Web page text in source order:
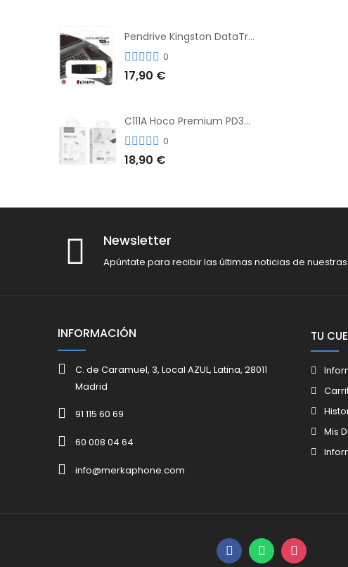
Pendrive Kingston DataTraveler® Exodia™ 128GB 3.2´
0
17,90 €
C111A Hoco Premium PD30W Adaptador de Carga Rápida Puerto Dual USB+Tipo C + Cable
0
18,90 €
Newsletter
Apúntate para recibir las últimas noticias de
INFORMACIÓN
C. de Caramuel, 3, Local AZUL, Latina, 28011
Madrid
91 115 60 69
60 008 04 64
info@merkaphone.com
TU
Mis